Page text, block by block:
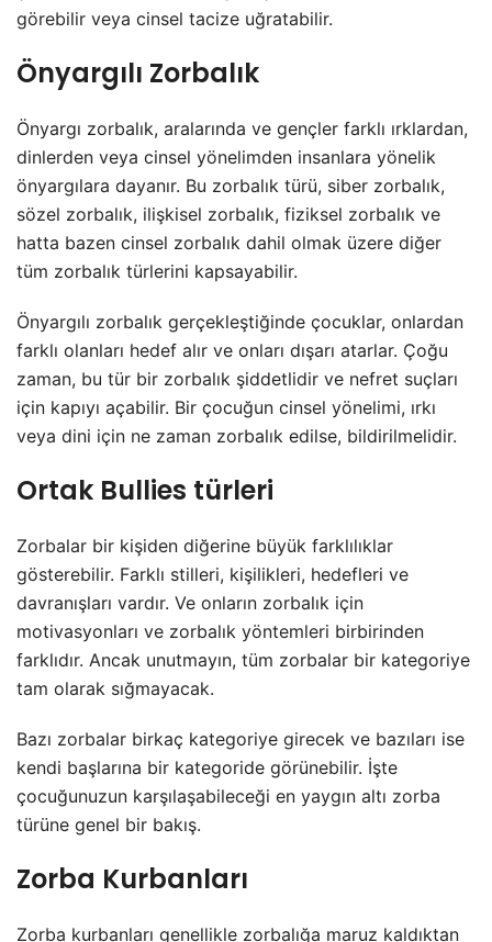
görebilir veya cinsel tacize uğratabilir.
Önyargılı Zorbalık
Önyargı zorbalık, aralarında ve gençler farklı ırklardan,
dinlerden veya cinsel yönelimden insanlara yönelik
önyargılara dayanır. Bu zorbalık türü, siber zorbalık,
sözel zorbalık, ilişkisel zorbalık, fiziksel zorbalık ve
hatta bazen cinsel zorbalık dahil olmak üzere diğer
tüm zorbalık türlerini kapsayabilir.
Önyargılı zorbalık gerçekleştiğinde çocuklar, onlardan
farklı olanları hedef alır ve onları dışarı atarlar. Çoğu
zaman, bu tür bir zorbalık şiddetlidir ve nefret suçları
için kapıyı açabilir. Bir çocuğun cinsel yönelimi, ırkı
veya dini için ne zaman zorbalık edilse, bildirilmelidir.
Ortak Bullies türleri
Zorbalar bir kişiden diğerine büyük farklılıklar
gösterebilir. Farklı stilleri, kişilikleri, hedefleri ve
davranışları vardır. Ve onların zorbalık için
motivasyonları ve zorbalık yöntemleri birbirinden
farklıdır. Ancak unutmayın, tüm zorbalar bir kategoriye
tam olarak sığmayacak.
Bazı zorbalar birkaç kategoriye girecek ve bazıları ise
kendi başlarına bir kategoride görünebilir. İşte
çocuğunuzun karşılaşabileceği en yaygın altı zorba
türüne genel bir bakış.
Zorba Kurbanları
Zorba kurbanları genellikle zorbalığa maruz kaldıktan